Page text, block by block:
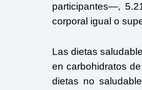
participantes—,
corporal igual o
Las dietas
en carbohidratos
dietas no